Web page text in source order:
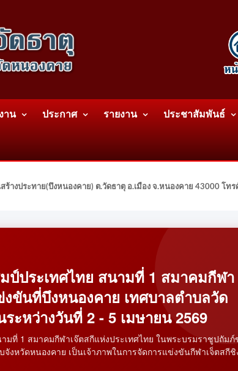
าน ประกาศ รายงาน ประชาสัมพันธ์
ร้างประทาย(บึงหนองคาย) ต.วัดธาตุ อ.เมือง จ.หนองคาย 43000 โ
ป์ประเทศไทย สนามที่ 1 สมาคมกีฬา
ขันที่บึงหนองคาย เทศบาลตำบลวัด
ะหว่างวันที่ 2 - 5 เมษายน 2569
ที่ 1 สมาคมกีฬาเจ๊ตสกีแห่งประเทศไทย ในพระบรมราชูปถัมภ์
วัดหนองคาย เป็นเจ้าภาพในการจัดการแข่งขันกีฬาเจ็ตสกีชิ